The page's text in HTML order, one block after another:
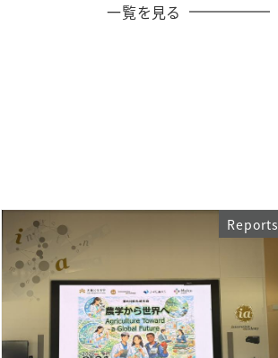
一覧を見る
Reports